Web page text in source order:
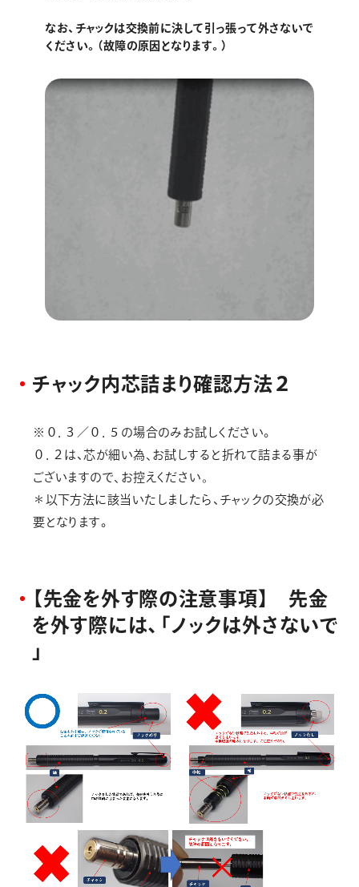
なお、チャックは交換前に決して引っ張って外さないで
ください。（故障の原因となります。）
チャック内芯詰まり確認方法 ２
※０．３／０．５の場合のみお試しください。
０．２は、芯が細い為､お試しすると折れて詰まる事が
ございますので､お控えください｡
＊以下方法に該当いたしましたら、チャックの交換が必
要となります。
【 先金を外す際の注意事項】 先金
を外す 際に は、 「 ノ ックは外さ ないで
」